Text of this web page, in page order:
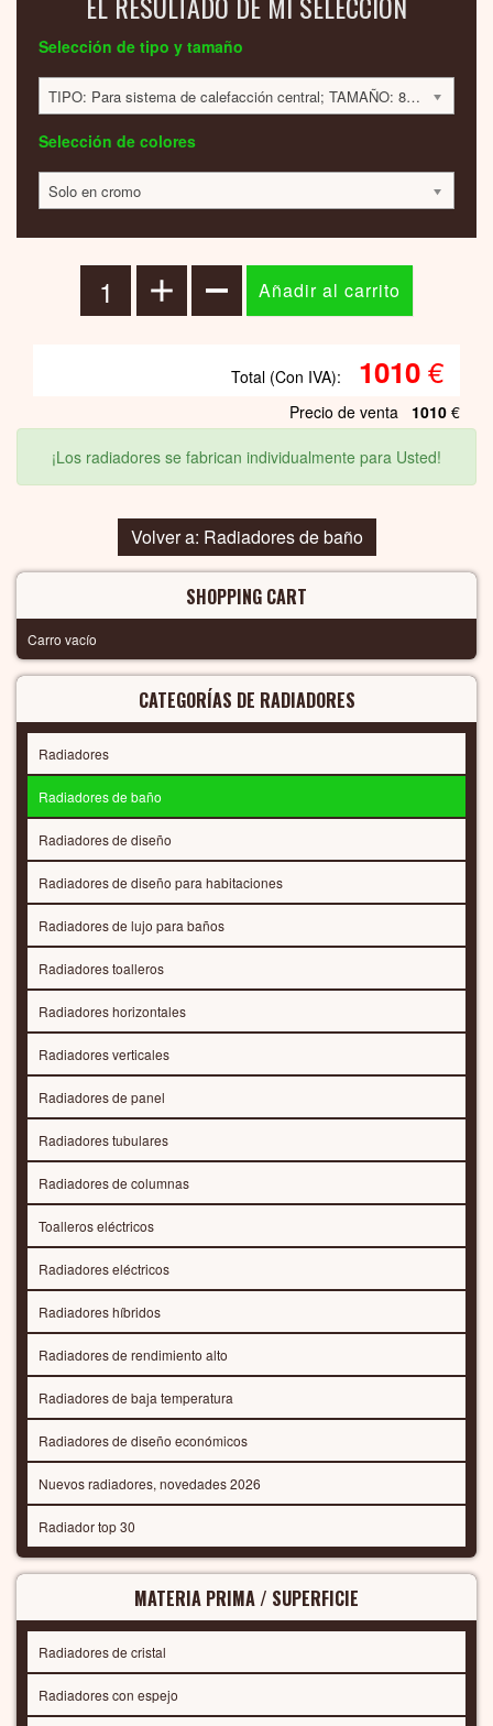
Selección de tipo y tamaño
TIPO: Para sistema de calefacción central; TAMAÑO: 800x500x90mm; 330 VATIOS; 1010 EUR
Selección de colores
Solo en cromo
Total (Con IVA): 1010€
Precio de venta 1010 €
¡Los radiadores se fabrican individualmente para Usted!
Volver a: Radiadores de baño
SHOPPING CART
Carro vacío
CATEGORÍAS DE RADIADORES
Radiadores
Radiadores de baño
Radiadores de diseño
Radiadores de diseño para habitaciones
Radiadores de lujo para baños
Radiadores toalleros
Radiadores horizontales
Radiadores verticales
Radiadores de panel
Radiadores tubulares
Radiadores de columnas
Toalleros eléctricos
Radiadores eléctricos
Radiadores híbridos
Radiadores de rendimiento alto
Radiadores de baja temperatura
Radiadores de diseño económicos
Nuevos radiadores, novedades 2026
Radiador top 30
MATERIA PRIMA / SUPERFICIE
Radiadores de cristal
Radiadores con espejo